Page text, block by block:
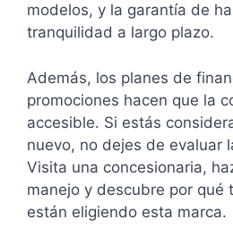
modelos, y la garantía de
tranquilidad a largo plazo.
Además, los planes de
promociones hacen que la
accesible. Si estás
nuevo, no dejes de evaluar
Visita una concesionaria,
manejo y descubre por qué
están eligiendo esta marca.